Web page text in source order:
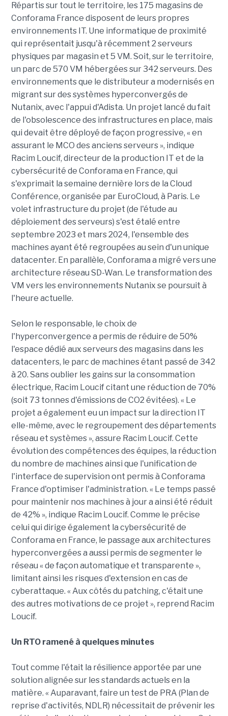
Répartis sur tout le territoire, les 175 magasins de
Conforama France disposent de leurs propres
environnements IT. Une informatique de proximité
qui représentait jusqu'à récemment 2 serveurs
physiques par magasin et 5 VM. Soit, sur le territoire,
un parc de 570 VM hébergées sur 342 serveurs. Des
environnements que le distributeur a modernisés en
migrant sur des systèmes hyperconvergés de
Nutanix, avec l'appui d'Adista. Un projet lancé du fait
de l'obsolescence des infrastructures en place, mais
qui devait être déployé de façon progressive, « en
assurant le MCO des anciens serveurs », indique
Racim Loucif, directeur de la production IT et de la
cybersécurité de Conforama en France, qui
s'exprimait la semaine dernière lors de la Cloud
Conférence, organisée par EuroCloud, à Paris. Le
volet infrastructure du projet (de l'étude au
déploiement des serveurs) s'est étalé entre
septembre 2023 et mars 2024, l'ensemble des
machines ayant été regroupées au sein d'un unique
datacenter. En parallèle, Conforama a migré vers une
architecture réseau SD-Wan. Le transformation des
VM vers les environnements Nutanix se poursuit à
l'heure actuelle.
Selon le responsable, le choix de
l'hyperconvergence a permis de réduire de 50%
l'espace dédié aux serveurs des magasins dans les
datacenters, le parc de machines étant passé de 342
à 20. Sans oublier les gains sur la consommation
électrique, Racim Loucif citant une réduction de 70%
(soit 73 tonnes d'émissions de CO2 évitées). « Le
projet a également eu un impact sur la direction IT
elle-même, avec le regroupement des départements
réseau et systèmes », assure Racim Loucif. Cette
évolution des compétences des équipes, la réduction
du nombre de machines ainsi que l'unification de
l'interface de supervision ont permis à Conforama
France d'optimiser l'administration. « Le temps passé
pour maintenir nos machines à jour a ainsi été réduit
de 42% », indique Racim Loucif. Comme le précise
celui qui dirige également la cybersécurité de
Conforama en France, le passage aux architectures
hyperconvergées a aussi permis de segmenter le
réseau « de façon automatique et transparente »,
limitant ainsi les risques d'extension en cas de
cyberattaque. « Aux côtés du patching, c'était une
des autres motivations de ce projet », reprend Racim
Loucif.
Un RTO ramené à quelques minutes
Tout comme l'était la résilience apportée par une
solution alignée sur les standards actuels en la
matière. « Auparavant, faire un test de PRA (Plan de
reprise d'activités, NDLR) nécessitait de prévenir les